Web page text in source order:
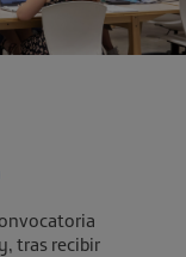
tras recibir